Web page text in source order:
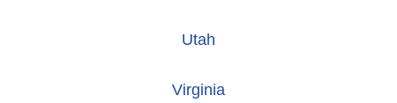
Utah
Virginia